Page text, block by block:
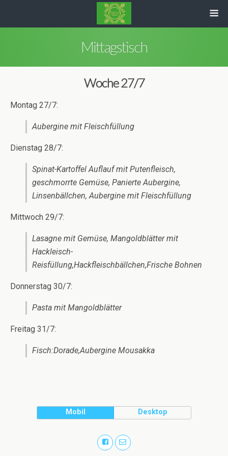
Mittagstisch
Woche 27/7
Montag 27/7:
Aubergine mit Fleischfüllung
Dienstag 28/7:
Spinat-Kartoffel Auflauf mit Putenfleisch,
geschmorrte Gemüse, Panierte Aubergine,
Linsenbällchen, Aubergine mit Fleischfüllung
Mittwoch 29/7:
Lasagne mit Gemüse, Mangoldblätter mit
Hackleisch-
Reisfüllung,Hackfleischbällchen,Frische Bohnen
Donnerstag 30/7:
Pasta mit Mangoldblätter
Freitag 31/7:
Fisch:Dorade,Aubergine Mousakka
Mobil Desktop